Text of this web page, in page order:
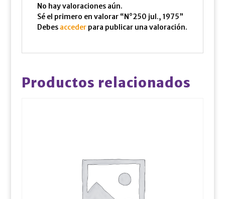
No hay valoraciones aún.
Sé el primero en valorar “N°250 jul., 1975”
Debes accederpara publicar una valoración.
Productos relacionados